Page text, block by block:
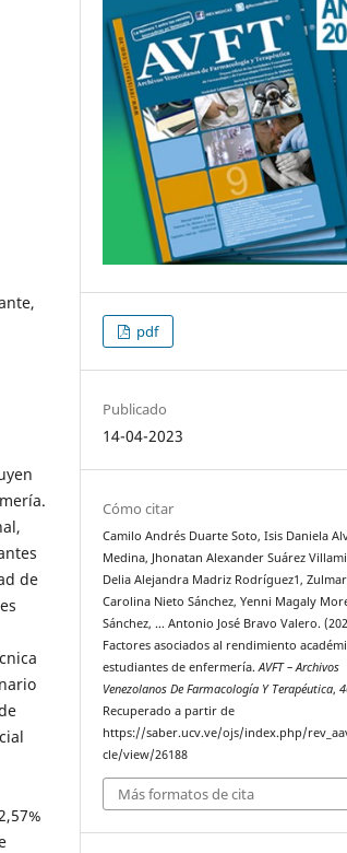
de
pdf
Publicado
14-04-2023
Cómo citar
Camilo Andrés Duarte Soto, Isis Daniela
Medina, Jhonatan Alexander Suárez
Delia Alejandra Madriz Rodríguez1,
Carolina Nieto Sánchez, Yenni Magaly
Sánchez, … Antonio José Bravo Valero.
Factores asociados al rendimiento
estudiantes de enfermería.AVFT – Archivos
Venezolanos De Farmacología Y Terapéutica,
Recuperado a partir de
https://saber.ucv.ve/ojs/index.php/
cle/view/26188
Más formatos de cita